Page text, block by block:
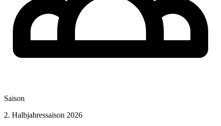
Saison
2. Halbjahressaison 2026